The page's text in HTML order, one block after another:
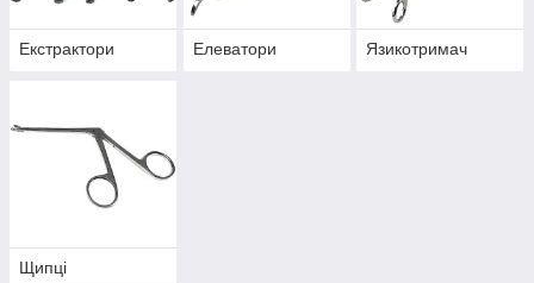
Екстрактори Елеватори Язикотримач
Щипці